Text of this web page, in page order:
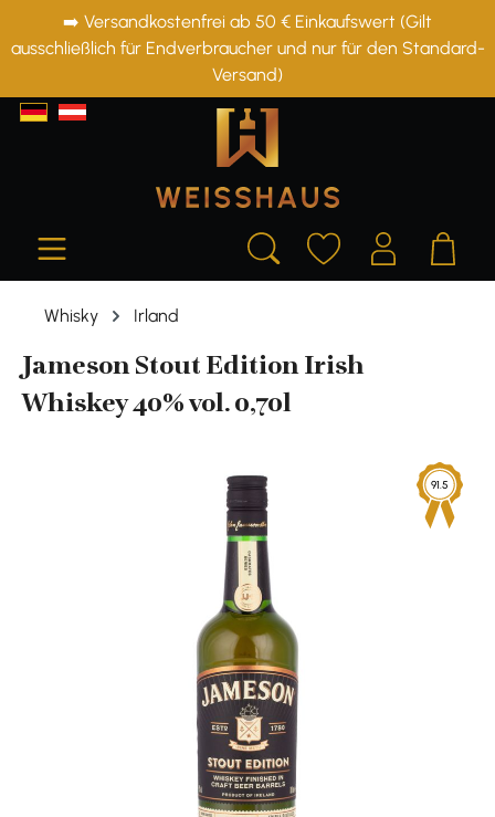
springen
➡️ Versandkostenfrei ab 50 € Einkaufswert (Gilt
ausschließlich für Endverbraucher und nur für den Standard-
Versand)
Whisky Irland
Jameson Stout Edition Irish
Whiskey 40% vol. 0,70l
91.5